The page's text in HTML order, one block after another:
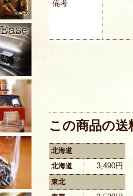
備考
この商品の
北海道
北海道
3,490円
東北